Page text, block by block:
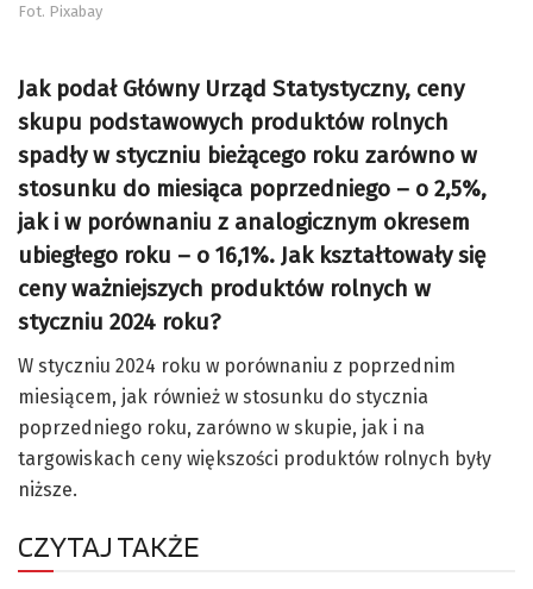
Fot. Pixabay
Jak podał Główny Urząd Statystyczny, ceny
skupu podstawowych produktów rolnych
spadły w styczniu bieżącego roku zarówno w
stosunku do miesiąca poprzedniego – o 2,5%,
jak i w porównaniu z analogicznym okresem
ubiegłego roku – o 16,1%. Jak kształtowały się
ceny ważniejszych produktów rolnych w
styczniu 2024 roku?
W styczniu 2024 roku w porównaniu z poprzednim
miesiącem, jak również w stosunku do stycznia
poprzedniego roku, zarówno w skupie, jak i na
targowiskach ceny większości produktów rolnych były
niższe.
CZYTAJ TAKŻE